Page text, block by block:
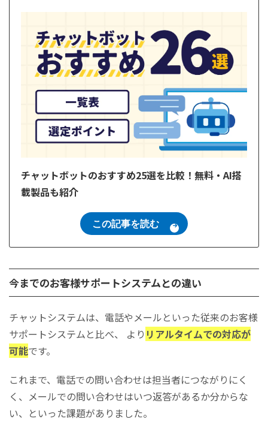
チャットボットのおすすめ25選を比較！無料・AI搭
載製品も紹介
この記事を読む
今までのお客様サポートシステムとの違い
チャットシステムは、電話やメールといった従来のお客様
サポートシステムと比べ、 より リアルタイムでの対応が
可能です。
これまで、電話での問い合わせは担当者につながりにく
く、メールでの問い合わせはいつ返答があるか分からな
い、といった課題がありました。